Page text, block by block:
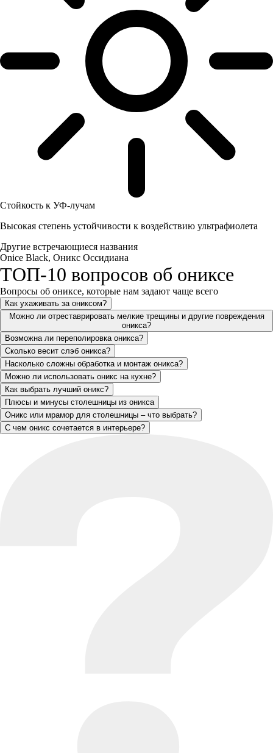
Стойкость к УФ-лучам
Высокая степень устойчивости к воздействию ультрафиолета
Другие встречающиеся названия
Onice Black, Оникс Оссидиана
ТОП-10 вопросов об ониксе
Вопросы об ониксе, которые нам задают чаще всего
Как ухаживать за ониксом?
Можно ли отреставрировать мелкие трещины и другие повреждения
оникса?
Возможна ли переполировка оникса?
Сколько весит слэб оникса?
Насколько сложны обработка и монтаж оникса?
Можно ли использовать оникс на кухне?
Как выбрать лучший оникс?
Плюсы и минусы столешницы из оникса
Оникс или мрамор для столешницы – что выбрать?
С чем оникс сочетается в интерьере?